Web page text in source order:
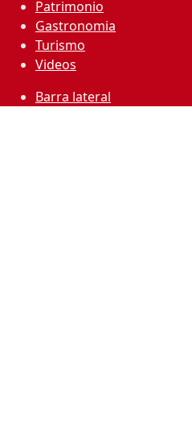
Patrimonio
Gastronomia
Turismo
Videos
Barra lateral